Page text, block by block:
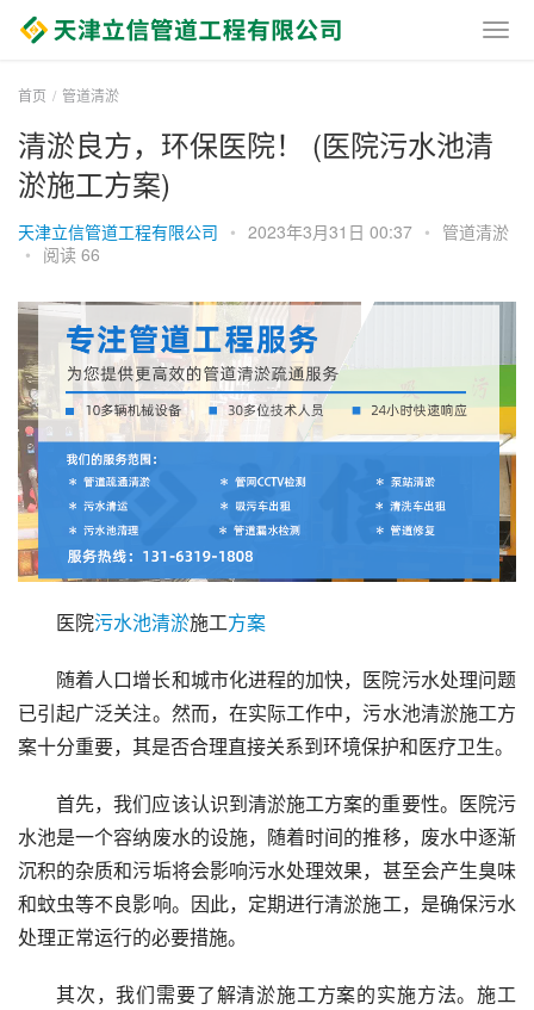
首页 管道清淤
清淤良方，环保医院！ (医院污水池清
淤施工方案)
天津立信管道工程有限公司 • 2023年3月31日 00:37 • 管道清淤
• 阅读 66
医院污水池清淤施工方案
随着人口增长和城市化进程的加快，医院污水处理问题
已引起广泛关注。然而，在实际工作中，污水池清淤施工方
案十分重要，其是否合理直接关系到环境保护和医疗卫生。
首先，我们应该认识到清淤施工方案的重要性。医院污
水池是一个容纳废水的设施，随着时间的推移，废水中逐渐
沉积的杂质和污垢将会影响污水处理效果，甚至会产生臭味
和蚊虫等不良影响。因此，定期进行清淤施工，是确保污水
处理正常运行的必要措施。
其次，我们需要了解清淤施工方案的实施方法。施工